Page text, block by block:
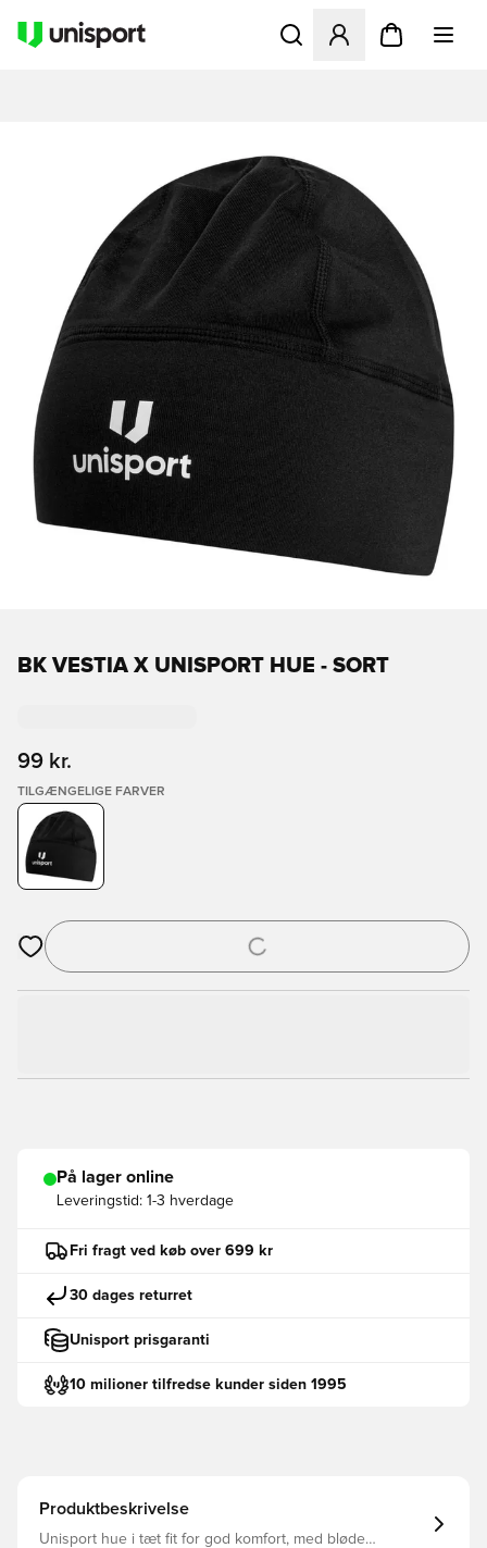
Åbner en Modal til at
BK VESTIA X UNISPORT HUE - SORT
99 kr.
TILGÆNGELIGE FARVER
Åbner en Modal til at logge ind eller tilmelde dig som medlem
På lager online
Leveringstid: 1-3 hverdage
Fri fragt ved køb over 699 kr
30 dages returret
Unisport prisgaranti
10 milioner tilfredse kunder siden 1995
Produktbeskrivelse
Unisport hue i tæt fit for god komfort, med bløde